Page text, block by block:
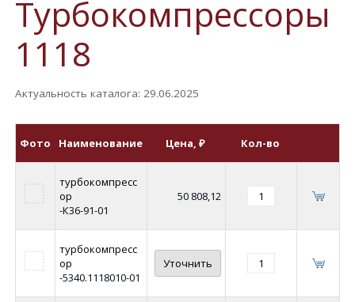
Турбокомпрессоры
1118
Актуальность каталога: 29.06.2025
Фото Наименование Цена, ₽ Кол-во
турбокомпресс
ор
-К36-91-01
50 808,12
турбокомпресс
ор
-5340.1118010-01
Уточнить